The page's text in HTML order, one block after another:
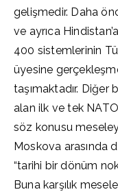
gelişmedir. Daha
ve ayrıca
400 sistemlerinin
üyesine
taşımaktadır.
alan ilk ve tek
söz konusu
Moskova arasında
“tarihi bir dönüm
Buna karşılık